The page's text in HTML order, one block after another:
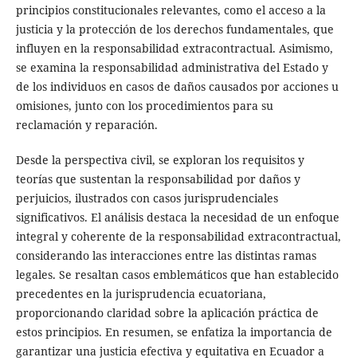
principios constitucionales relevantes, como el acceso a la
justicia y la protección de los derechos fundamentales, que
influyen en la responsabilidad extracontractual. Asimismo,
se examina la responsabilidad administrativa del Estado y
de los individuos en casos de daños causados por acciones u
omisiones, junto con los procedimientos para su
reclamación y reparación.
Desde la perspectiva civil, se exploran los requisitos y
teorías que sustentan la responsabilidad por daños y
perjuicios, ilustrados con casos jurisprudenciales
significativos. El análisis destaca la necesidad de un enfoque
integral y coherente de la responsabilidad extracontractual,
considerando las interacciones entre las distintas ramas
legales. Se resaltan casos emblemáticos que han establecido
precedentes en la jurisprudencia ecuatoriana,
proporcionando claridad sobre la aplicación práctica de
estos principios. En resumen, se enfatiza la importancia de
garantizar una justicia efectiva y equitativa en Ecuador a